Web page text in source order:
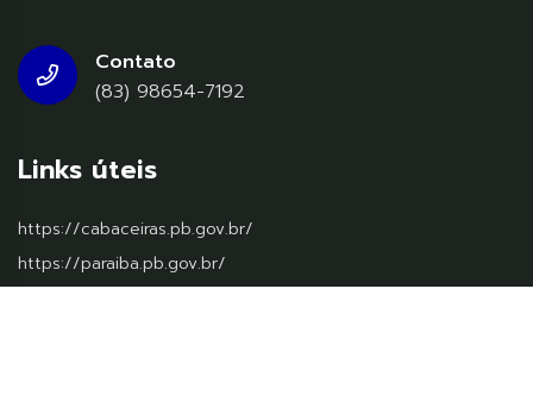
Contato
(83) 98654-7192
Links úteis
https://cabaceiras.pb.gov.br/
https://paraiba.pb.gov.br/